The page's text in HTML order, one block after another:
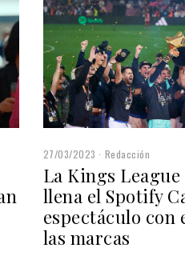
27/03/2023 Redacción
La Kings
llena el Spotify
espectáculo con
las marcas